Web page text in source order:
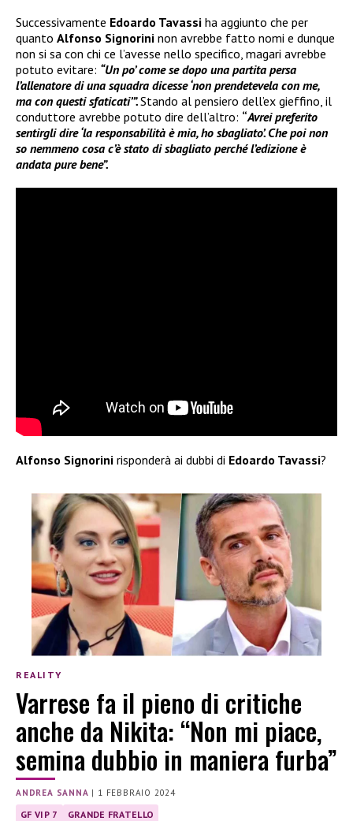
Successivamente Edoardo Tavassi ha aggiunto che per
quanto Alfonso Signorini non avrebbe fatto nomi e dunque
non si sa con chi ce l’avesse nello specifico, magari avrebbe
potuto evitare: “Un po’ come se dopo una partita persa
l’allenatore di una squadra dicesse ‘non prendetevela con me,
ma con questi sfaticati’”.Stando al pensiero dell’ex gieffino, il
conduttore avrebbe potuto dire dell’altro: “Avrei preferito
sentirgli dire ‘la responsabilità è mia, ho sbagliato’. Che poi non
so nemmeno cosa c’è stato di sbagliato perché l’edizione è
andata pure bene”.
Alfonso Signorini risponderà ai dubbi di Edoardo Tavassi?
REALITY
Varrese fa il pieno di critiche
anche da Nikita: “Non mi piace,
semina dubbio in maniera furba”
ANDREA SANNA | 1 FEBBRAIO 2024
GF VIP 7 GRANDE FRATELLO